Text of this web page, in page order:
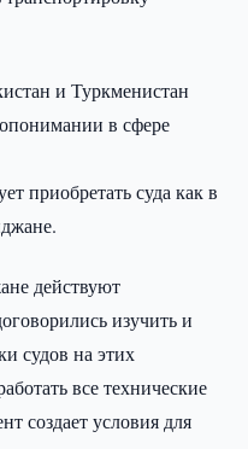
и Туркменистан
в сфере
приобретать суда как в
действуют
изучить и
судов на этих
все технические
создает условия для